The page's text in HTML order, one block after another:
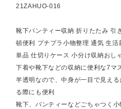
21ZAHUO-016
靴下パンティー収納 折りたたみ 引
頓便利 プチプラ小物整理 通気 生活
単品 仕切りケース 小分け収納おし
下着や靴下などの収納に便利な7マ
半透明なので、中身が一目で見え
る際にも便利
靴下、パンティーなどごちゃつく